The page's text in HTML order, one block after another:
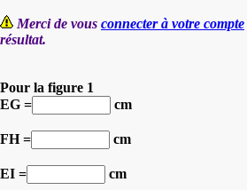
Merci de vous connecter à votre compte
résultat.
Pour la figure 1
EG =
cm
FH = cm
EI = cm